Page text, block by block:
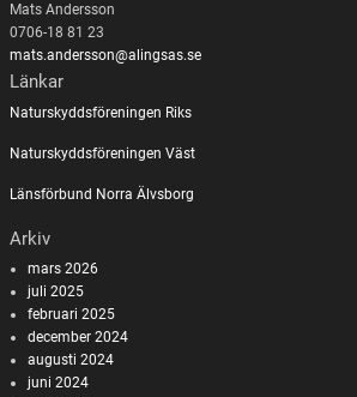
Mats Andersson
0706-18 81 23
mats.andersson@alingsas.se
Länkar
Naturskyddsföreningen Riks
Naturskyddsföreningen Väst
Länsförbund Norra Älvsborg
Arkiv
mars 2026
juli 2025
februari 2025
december 2024
augusti 2024
juni 2024